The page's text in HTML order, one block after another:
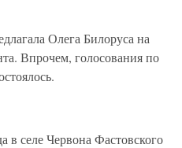
Олега Билоруса на
Впрочем, голосования по
в селе Червона Фастовского